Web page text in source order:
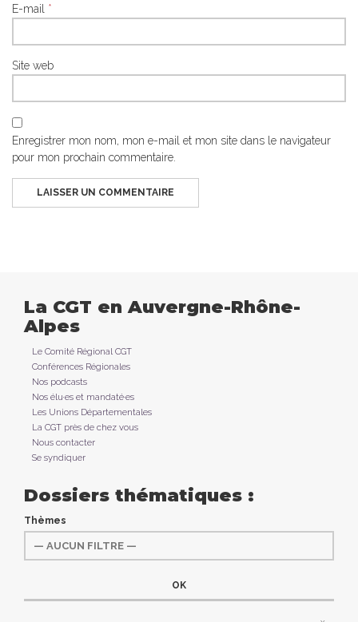
E-mail *
Site web
Enregistrer mon nom, mon e-mail et mon site dans le navigateur
pour mon prochain commentaire.
La CGT en Auvergne-Rhône-
Alpes
Le Comité Régional CGT
Conférences Régionales
Nos podcasts
Nos élu·es et mandaté·es
Les Unions Départementales
La CGT près de chez vous
Nous contacter
Se syndiquer
Dossiers thématiques :
Thèmes